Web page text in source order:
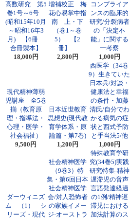
高数研究 第5
巻1号～6号
(昭和15年10月
～昭和16年3
月) 【6冊
合冊製本】
18,000円
増補校正 梅
花心易掌中指
南 上・下
（巻1～巻
5） 【2
冊】
2,800円
コンプライア
ンスの臨床的
研究/分裂病者
の「決定不
能」に関する
一考察
1,000円
現代精神薄弱
児講座 全5巻
揃（教育原
理・指導法・
心理・医学・
社会福祉）
9,500円
日本近世教育
思想史(現代教
育学体系・原
論篇・第7巻)
1,200円
西医学（34巻
9）生きていた
日本兵/対談・
健康法と幸福
の条件・加藤
清氏/自分でわ
かる病気の症
状と西式予防
と手当法5/他
1,000円
ダーウィニズ
ム （1） シ
リーズ・現代
社会精神医学
（9巻3）特
集・第6回日本
社会精神医学
会/対人恐怖者
の家族イメー
ジ-オーストラ
特殊教育学研
究(34巻5)実践
研究特集-精神
遅滞児の音声
言語発達経過
の1例/精神遅
滞児における
加法計算のス